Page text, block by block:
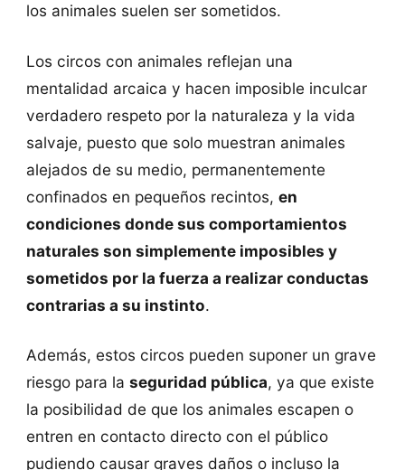
los animales suelen ser sometidos.
Los circos con animales reflejan una
mentalidad arcaica y hacen imposible inculcar
verdadero respeto por la naturaleza y la vida
salvaje, puesto que solo muestran animales
alejados de su medio, permanentemente
confinados en pequeños recintos, en
condiciones donde sus comportamientos
naturales son simplemente imposibles y
sometidos por la fuerza a realizar conductas
contrarias a su instinto.
Además, estos circos pueden suponer un grave
riesgo para la seguridad pública, ya que existe
la posibilidad de que los animales escapen o
entren en contacto directo con el público
pudiendo causar graves daños o incluso la